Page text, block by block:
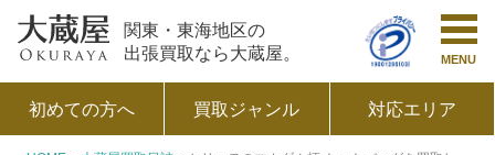
関東・東海地区の
出張買取なら大蔵屋。
MENU
初めての方へ 買取ジャンル 対応エリア